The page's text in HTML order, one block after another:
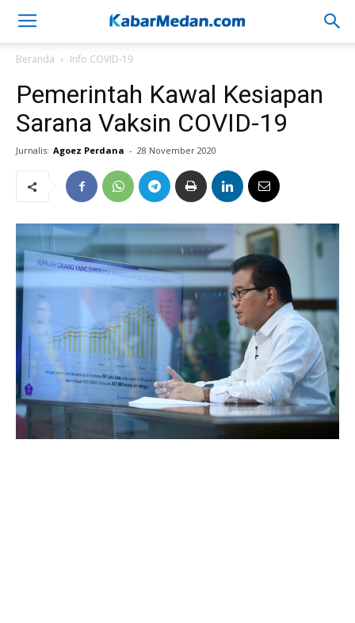
Beranda Info COVID-19
Pemerintah Kawal Kesiapan
Sarana Vaksin COVID-19
Jurnalis: Agoez Perdana - 28 November 2020